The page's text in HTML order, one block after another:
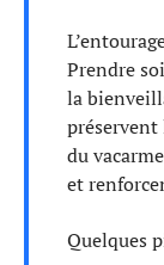
Prendre
la
préservent
du
et
Quelques